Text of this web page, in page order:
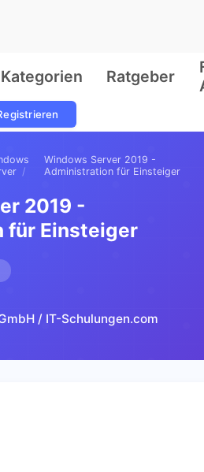
Kategorien Ratgeber
Windows Server 2019 -
Administration für Einsteiger
2019 -
für Einsteiger
/ IT-Schulungen.com